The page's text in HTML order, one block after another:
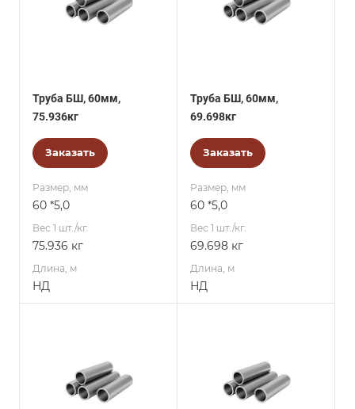
Труба БШ, 60мм,
75.936кг
Заказать
Размер, мм
60 *5,0
Вес 1 шт./кг.
75.936 кг
Длина, м
НД
Труба БШ, 60мм,
69.698кг
Заказать
Размер, мм
60 *5,0
Вес 1 шт./кг.
69.698 кг
Длина, м
НД